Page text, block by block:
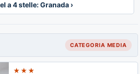
a 4 stelle: Granada ›
CATEGORIA MEDIA
★★★